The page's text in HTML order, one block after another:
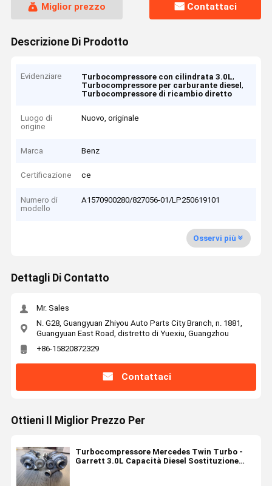
Miglior prezzo
Contattaci
Descrizione Di Prodotto
Evidenziare Turbocompressore con cilindrata 3.0L,
Turbocompressore per carburante diesel,
Turbocompressore di ricambio diretto
Luogo di
origine
Nuovo, originale
Marca Benz
Certificazione ce
Numero di
modello
A1570900280/827056-01/LP250619101
Osservi più
Dettagli Di Contatto
Mr. Sales
N. G28, Guangyuan Zhiyou Auto Parts City Branch, n. 1881,
Guangyuan East Road, distretto di Yuexiu, Guangzhou
+86-15820872329
Contattaci
Ottieni Il Miglior Prezzo Per
Turbocompressore Mercedes Twin Turbo -
Garrett 3.0L Capacità Diesel Sostituzione